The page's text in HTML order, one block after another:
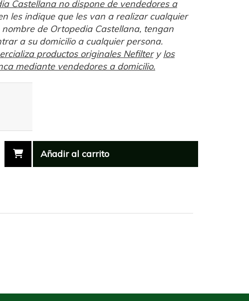
Castellana no dispone de vendedores a
les indique que les van a realizar cualquier
de Ortopedia Castellana, tengan
a su domicilio a cualquier persona.
productos originales Nefilterylos
mediante vendedores a domicilio.
Añadir al carrito